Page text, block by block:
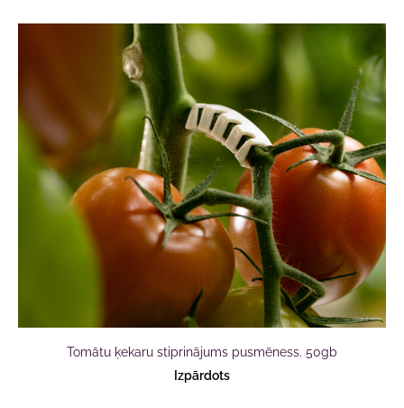
Tomātu ķekaru stiprinājums pusmēness. 50gb
Izpārdots